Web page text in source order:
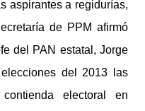
aspirantes a regidurías,
de PPM afirmó
del PAN estatal, Jorge
del 2013 las
electoral en